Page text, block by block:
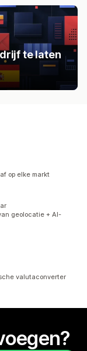
te laten
op elke markt
geolocatie + AI-
valutaconverter